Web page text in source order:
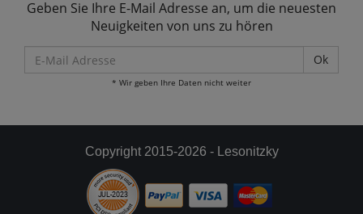
Geben Sie Ihre E-Mail Adresse an, um die neuesten
Neuigkeiten von uns zu hören
Mail
Adresse
* Wir geben Ihre Daten nicht weiter
Copyright 2015-2026 - Lesonitzky